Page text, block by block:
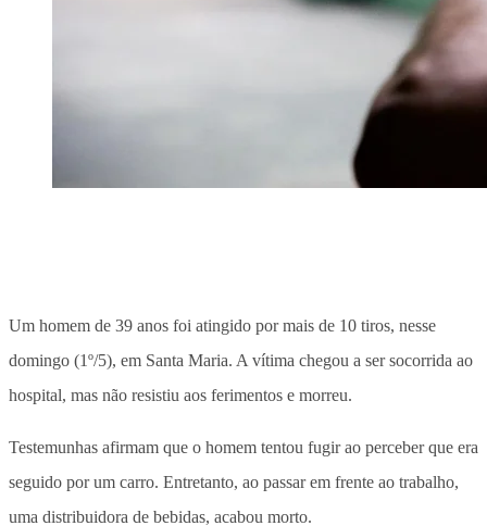
Um homem de 39 anos foi atingido por mais de 10 tiros, nesse
domingo (1º/5), em Santa Maria. A vítima chegou a ser socorrida ao
hospital, mas não resistiu aos ferimentos e morreu.
Testemunhas afirmam que o homem tentou fugir ao perceber que era
seguido por um carro. Entretanto, ao passar em frente ao trabalho,
uma distribuidora de bebidas, acabou morto.